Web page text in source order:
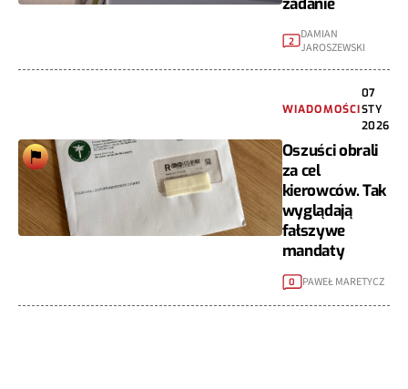
2 DAMIAN
JAROSZEWSKI
WIADOMOŚCI
07
STY
2026
Oszuści obrali
za cel
kierowców. Tak
wyglądają
fałszywe
mandaty
0 PAWEŁ MARETYCZ